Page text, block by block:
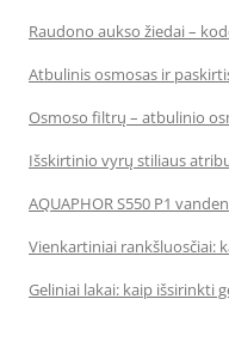
Raudono aukso žiedai –
Atbulinis osmosas ir
Osmoso filtrų – atbulinio
Išskirtinio vyrų stiliaus
AQUAPHOR S550 P1
Vienkartiniai rankšluosčiai:
Geliniai lakai: kaip išsirinkti